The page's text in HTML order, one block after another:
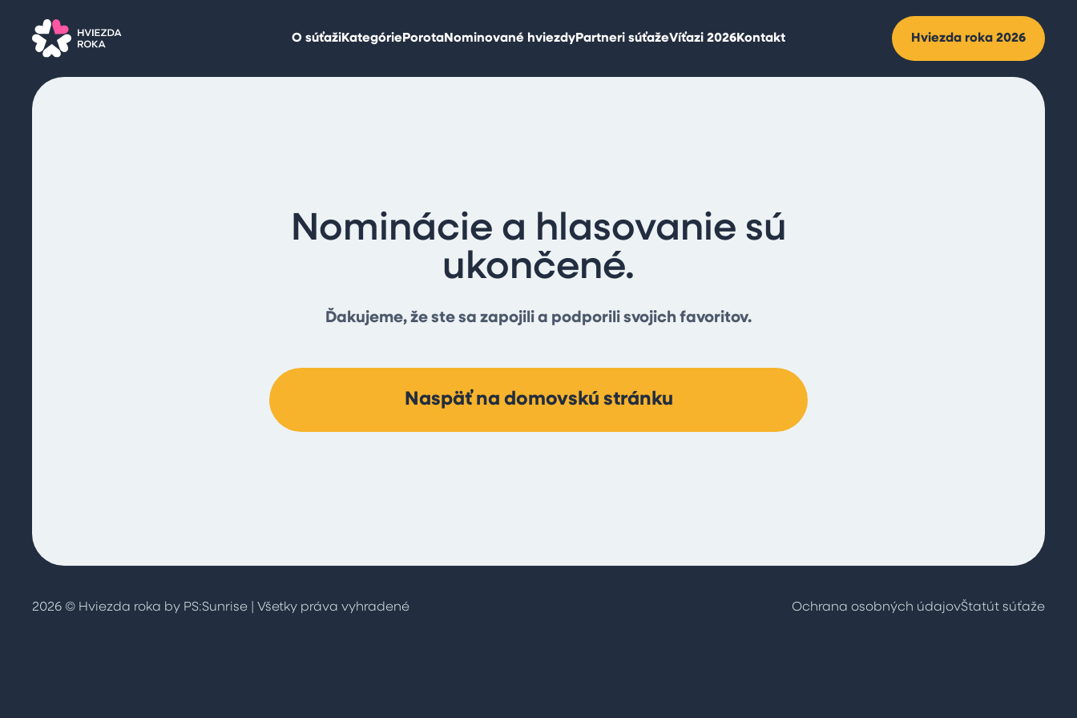
O súťažiKategóriePorotaNominované hviezdyPartneri súťažeVíťazi 2026Kontakt Hviezda roka 2026
Nominácie a hlasovanie sú
ukončené.
Ďakujeme, že ste sa zapojili a podporili svojich favoritov.
Naspäť na domovskú stránku
2026 © Hviezda roka by PS:Sunrise | Všetky práva vyhradené Ochrana osobných údajovŠtatút súťaže